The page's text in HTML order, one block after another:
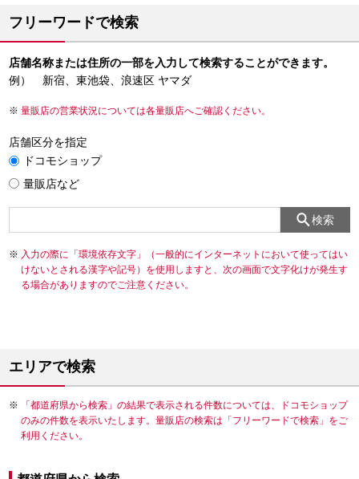
フリーワードで検索
店舗名称または住所の一部を入力して検索することができます。
例） 新宿、東池袋、浪速区 ヤマダ
量販店の営業状況については各量販店へご確認ください。
店舗区分を指定
ドコモショップ
量販店など
検索
入力の際に「環境依存文字」（一般的にインターネットにおいて使ってはい
けないとされる漢字や記号）を使用しますと、次の画面で文字化けが発生す
る場合がありますのでご注意ください。
エリアで検索
「都道府県から検索」の結果で表示される件数については、ドコモショップ
のみの件数を表示いたします。量販店の検索は「フリーワードで検索」をご
利用ください。